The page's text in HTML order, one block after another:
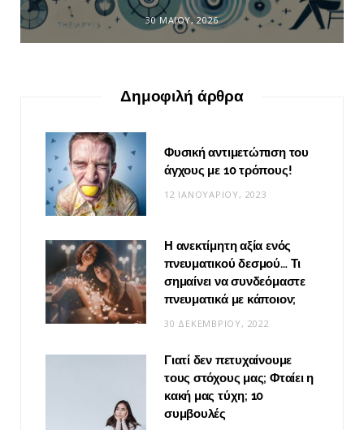
30 ΜΑΪ́ΟΥ, 2026
Δημοφιλή άρθρα
Φυσική αντιμετώπιση του
άγχους με 10 τρόπους!
12 ΙΑΝΟΥΑΡΊΟΥ, 2023
Η ανεκτίμητη αξία ενός
πνευματικού δεσμού… Τι
σημαίνει να συνδεόμαστε
πνευματικά με κάποιον;
30 ΔΕΚΕΜΒΡΊΟΥ, 2022
Γιατί δεν πετυχαίνουμε
τους στόχους μας; Φταίει η
κακή μας τύχη; 10
συμβουλές